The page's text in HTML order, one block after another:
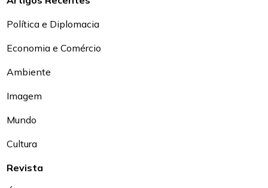
Política e Diplomacia
Economia e Comércio
Ambiente
Imagem
Mundo
Cultura
Revista